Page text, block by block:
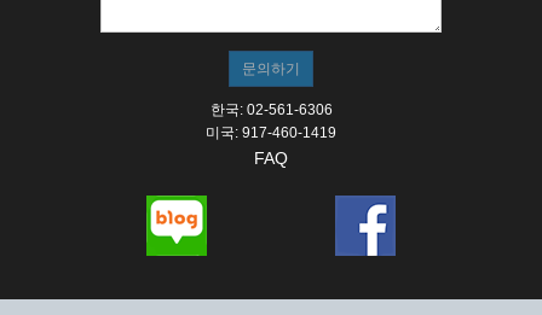
한국: 02-561-6306
미국: 917-460-1419
FAQ